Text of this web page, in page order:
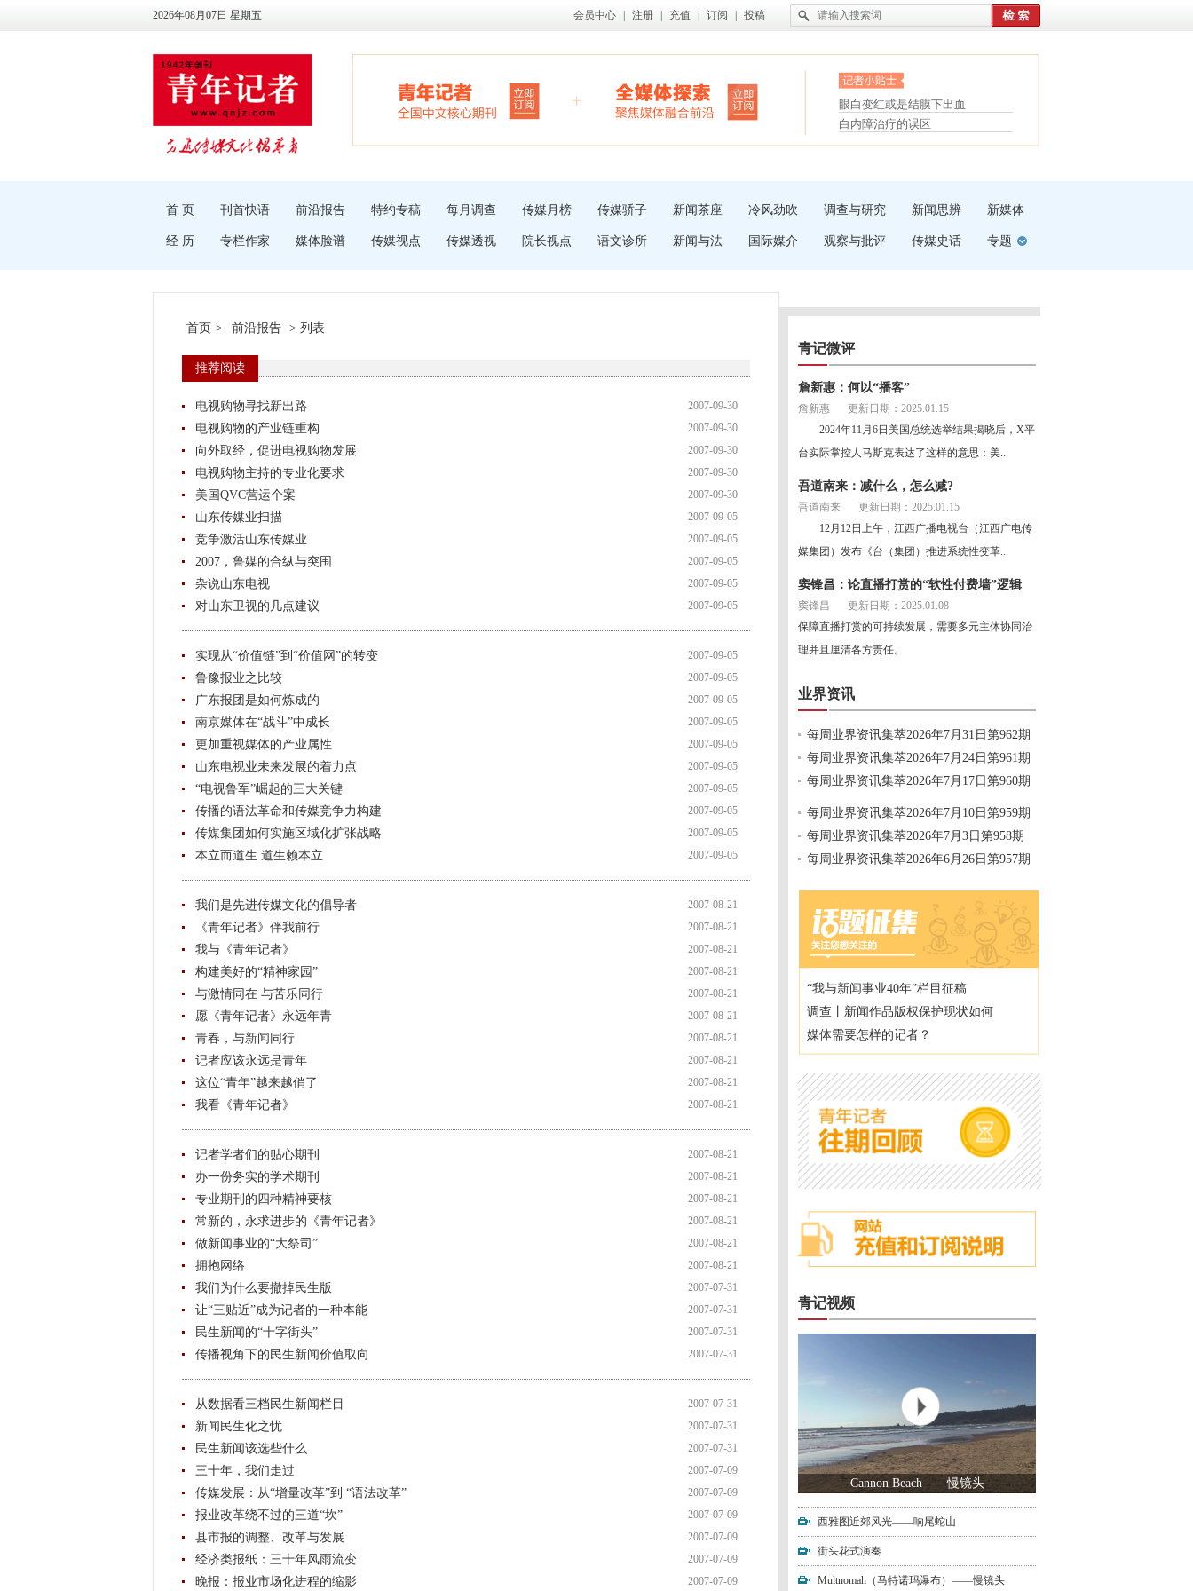
2026年08月07日 星期五 会员中心 注册 充值 订阅 投稿
眼白变红或是结膜下出血
“枝桠”“树桠”宜写成“枝...
夏天缓解疲劳有三招
护腰，摆脱六大坏习惯
受伤了冰敷还是热敷
白内障治疗的误区
首 页 刊首快语 前沿报告 特约专稿 每月调查 传媒月榜 传媒骄子 新闻茶座 冷风劲吹 调查与研究 新闻思辨 新媒体
经 历 专栏作家 媒体脸谱 传媒视点 传媒透视 院长视点 语文诊所 新闻与法 国际媒介 观察与批评 传媒史话 专题
首页 > 前沿报告 > 列表
推荐阅读
电视购物寻找新出路 2007-09-30
电视购物的产业链重构 2007-09-30
向外取经，促进电视购物发展 2007-09-30
电视购物主持的专业化要求 2007-09-30
美国QVC营运个案 2007-09-30
山东传媒业扫描 2007-09-05
竞争激活山东传媒业 2007-09-05
2007，鲁媒的合纵与突围 2007-09-05
杂说山东电视 2007-09-05
对山东卫视的几点建议 2007-09-05
实现从“价值链”到“价值网”的转变 2007-09-05
鲁豫报业之比较 2007-09-05
广东报团是如何炼成的 2007-09-05
南京媒体在“战斗”中成长 2007-09-05
更加重视媒体的产业属性 2007-09-05
山东电视业未来发展的着力点 2007-09-05
“电视鲁军”崛起的三大关键 2007-09-05
传播的语法革命和传媒竞争力构建 2007-09-05
传媒集团如何实施区域化扩张战略 2007-09-05
本立而道生 道生赖本立 2007-09-05
我们是先进传媒文化的倡导者 2007-08-21
《青年记者》伴我前行 2007-08-21
我与《青年记者》 2007-08-21
构建美好的“精神家园” 2007-08-21
与激情同在 与苦乐同行 2007-08-21
愿《青年记者》永远年青 2007-08-21
青春，与新闻同行 2007-08-21
记者应该永远是青年 2007-08-21
这位“青年”越来越俏了 2007-08-21
我看《青年记者》 2007-08-21
记者学者们的贴心期刊 2007-08-21
办一份务实的学术期刊 2007-08-21
专业期刊的四种精神要核 2007-08-21
常新的，永求进步的《青年记者》 2007-08-21
做新闻事业的“大祭司” 2007-08-21
拥抱网络 2007-08-21
我们为什么要撤掉民生版 2007-07-31
让“三贴近”成为记者的一种本能 2007-07-31
民生新闻的“十字街头” 2007-07-31
传播视角下的民生新闻价值取向 2007-07-31
从数据看三档民生新闻栏目 2007-07-31
新闻民生化之忧 2007-07-31
民生新闻该选些什么 2007-07-31
三十年，我们走过 2007-07-09
传媒发展：从“增量改革”到 “语法改革” 2007-07-09
报业改革绕不过的三道“坎” 2007-07-09
县市报的调整、改革与发展 2007-07-09
经济类报纸：三十年风雨流变 2007-07-09
晚报：报业市场化进程的缩影 2007-07-09
青记微评
詹新惠：何以“播客”
詹新惠
更新日期：2025.01.15
2024年11月6日美国总统选举结果揭晓后，X平
台实际掌控人马斯克表达了这样的意思：美...
吾道南来：减什么，怎么减?
吾道南来
更新日期：2025.01.15
12月12日上午，江西广播电视台（江西广电传
媒集团）发布《台（集团）推进系统性变革...
窦锋昌：论直播打赏的“软性付费墙”逻辑
窦锋昌
更新日期：2025.01.08
保障直播打赏的可持续发展，需要多元主体协同治
理并且厘清各方责任。
业界资讯
每周业界资讯集萃2026年7月31日第962期
每周业界资讯集萃2026年7月24日第961期
每周业界资讯集萃2026年7月17日第960期
每周业界资讯集萃2026年7月10日第959期
每周业界资讯集萃2026年7月3日第958期
每周业界资讯集萃2026年6月26日第957期
“我与新闻事业40年”栏目征稿
调查丨新闻作品版权保护现状如何
媒体需要怎样的记者？
青记视频
Cannon Beach——慢镜头
西雅图近郊风光——响尾蛇山
街头花式演奏
Multnomah（马特诺玛瀑布）——慢镜头